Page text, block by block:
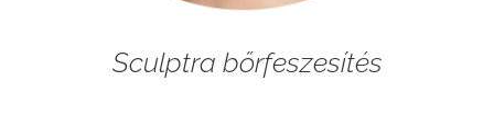
Sculptra bőrfeszesítés